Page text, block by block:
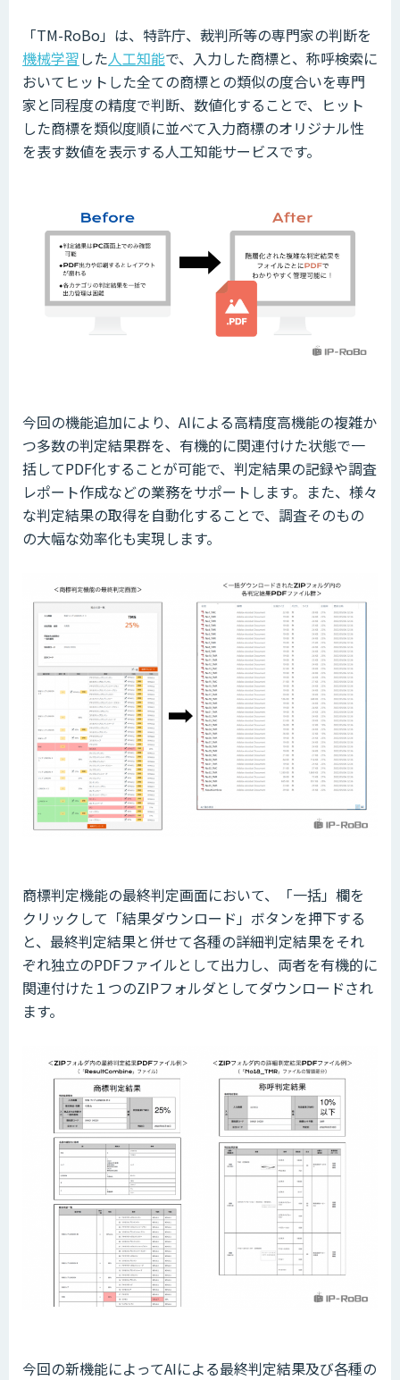
「TM-RoBo」は、特許庁、裁判所等の専門家の判断を
機械学習した人工知能で、入力した商標と、称呼検索に
おいてヒットした全ての商標との類似の度合いを専門
家と同程度の精度で判断、数値化することで、ヒット
した商標を類似度順に並べて入力商標のオリジナル性
を表す数値を表示する人工知能サービスです。
今回の機能追加により、AIによる高精度高機能の複雑か
つ多数の判定結果群を、有機的に関連付けた状態で一
括してPDF化することが可能で、判定結果の記録や調査
レポート作成などの業務をサポートします。また、様々
な判定結果の取得を自動化することで、調査そのもの
の大幅な効率化も実現します。
商標判定機能の最終判定画面において、「一括」欄を
クリックして「結果ダウンロード」ボタンを押下する
と、最終判定結果と併せて各種の詳細判定結果をそれ
ぞれ独立のPDFファイルとして出力し、両者を有機的に
関連付けた１つのZIPフォルダとしてダウンロードされ
ます。
今回の新機能によってAIによる最終判定結果及び各種の